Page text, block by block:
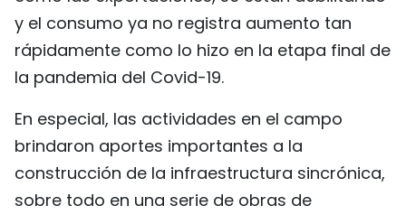
y el consumo ya no registra aumento tan
rápidamente como lo hizo en la etapa final de
la pandemia del Covid-19.
En especial, las actividades en el campo
brindaron aportes importantes a la
construcción de la infraestructura sincrónica,
sobre todo en una serie de obras de